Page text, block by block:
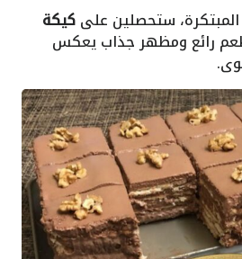
ستحصلين علىكيكة
رائع ومظهر جذاب يعكس